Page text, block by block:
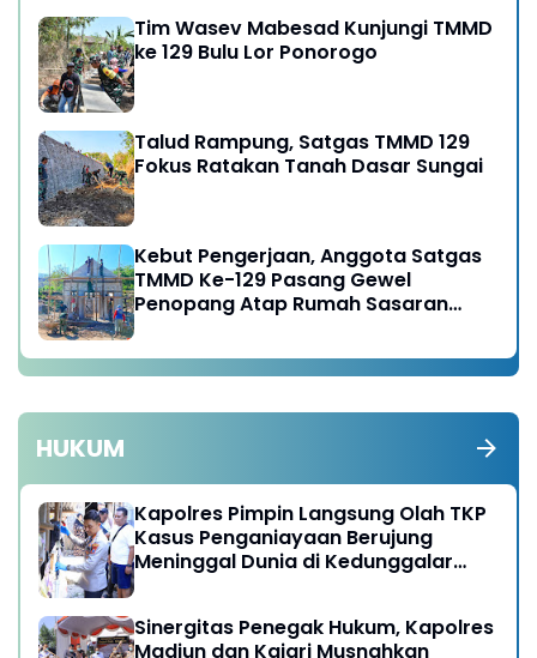
Tim Wasev Mabesad Kunjungi TMMD
ke 129 Bulu Lor Ponorogo
Talud Rampung, Satgas TMMD 129
Fokus Ratakan Tanah Dasar Sungai
Kebut Pengerjaan, Anggota Satgas
TMMD Ke-129 Pasang Gewel
Penopang Atap Rumah Sasaran
HUKUM
Kapolres Pimpin Langsung Olah TKP
Kasus Penganiayaan Berujung
Meninggal Dunia di Kedunggalar
Sinergitas Penegak Hukum, Kapolres
Madiun dan Kajari Musnahkan